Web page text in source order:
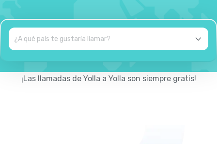
¡Las llamadas de Yolla a Yolla son siempre gratis!